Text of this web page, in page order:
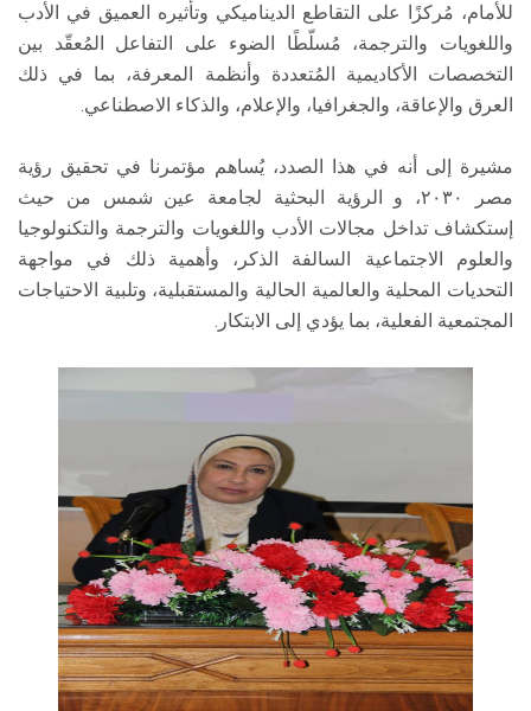
للأمام، مُركزًا على التقاطع الديناميكي وتأثيره العميق في الأدب
واللغويات والترجمة، مُسلّطًا الضوء على التفاعل المُعقّد بين
التخصصات الأكاديمية المُتعددة وأنظمة المعرفة، بما في ذلك
العرق والإعاقة، والجغرافيا، والإعلام، والذكاء الاصطناعي.
مشيرة إلى أنه في هذا الصدد، يُساهم مؤتمرنا في تحقيق رؤية
مصر ٢٠٣٠، و الرؤية البحثية لجامعة عين شمس من حيث
إستكشاف تداخل مجالات الأدب واللغويات والترجمة والتكنولوجيا
والعلوم الاجتماعية السالفة الذكر، وأهمية ذلك في مواجهة
التحديات المحلية والعالمية الحالية والمستقبلية، وتلبية الاحتياجات
المجتمعية الفعلية، بما يؤدي إلى الابتكار.